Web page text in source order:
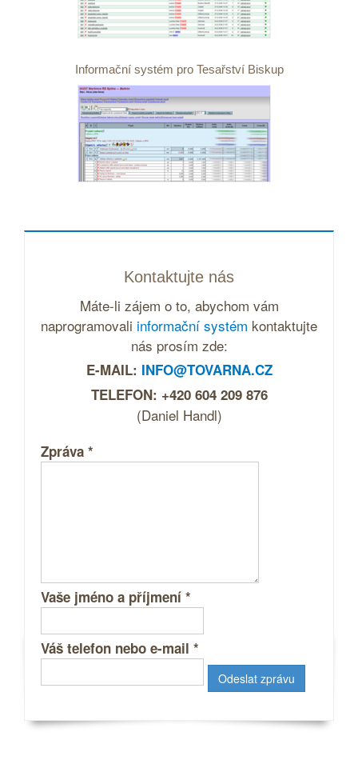
Informační systém pro Tesařství Biskup
Kontaktujte nás
Máte-li zájem o to, abychom vám
naprogramovali informační systém kontaktujte
nás prosím zde:
E-MAIL: INFO@TOVARNA.CZ
TELEFON: +420 604 209 876
(Daniel Handl)
Zpráva *
Vaše jméno a příjmení *
Váš telefon nebo e-mail *